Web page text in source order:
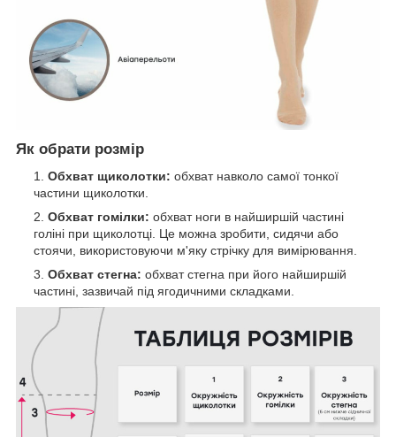
Як обрати розмір
Обхват щиколотки: обхват навколо самої тонкої
частини щиколотки.
Обхват гомілки: обхват ноги в найширшій частині
голіні при щиколотці. Це можна зробити, сидячи або
стоячи, використовуючи м'яку стрічку для вимірювання.
Обхват стегна: обхват стегна при його найширшій
частині, зазвичай під ягодичними складками.